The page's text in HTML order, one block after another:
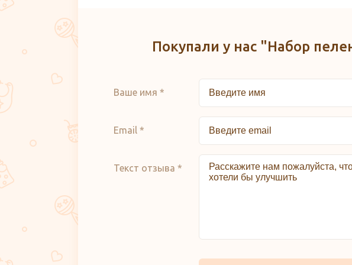
Покупали у нас "Набор
Ваше имя *
Email *
Текст отзыва *